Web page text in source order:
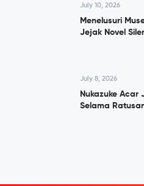
July 10, 2026
Menelusuri
Jejak Novel
July 8, 2026
Nukazuke Acar
Selama